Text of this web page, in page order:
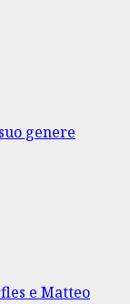
genere
e Matteo